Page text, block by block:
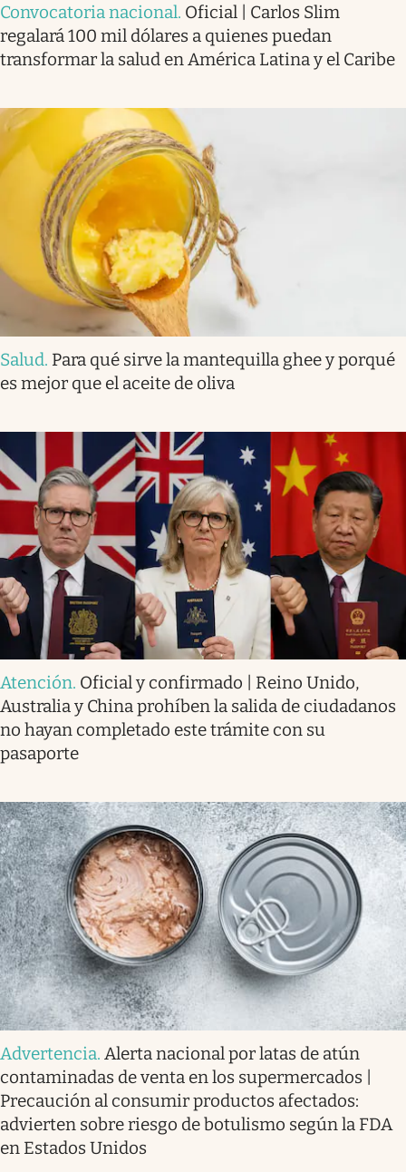
Convocatoria nacional. Oficial | Carlos Slim
regalará 100 mil dólares a quienes puedan
transformar la salud en América Latina y el Caribe
Salud. Para qué sirve la mantequilla ghee y porqué
es mejor que el aceite de oliva
Atención. Oficial y confirmado | Reino Unido,
Australia y China prohíben la salida de ciudadanos
no hayan completado este trámite con su
pasaporte
Advertencia. Alerta nacional por latas de atún
contaminadas de venta en los supermercados |
Precaución al consumir productos afectados:
advierten sobre riesgo de botulismo según la FDA
en Estados Unidos